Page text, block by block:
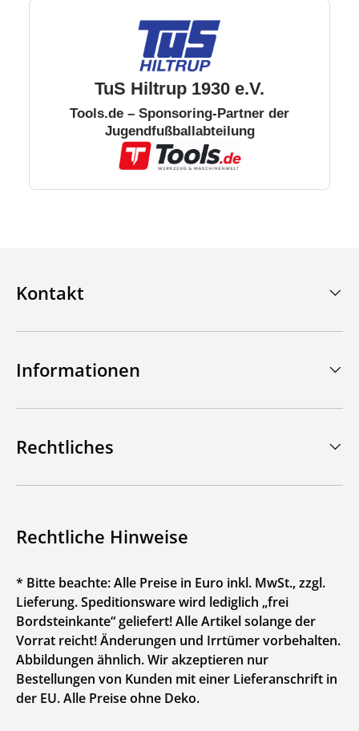
TuS Hiltrup 1930 e.V.
Tools.de – Sponsoring-Partner der
Jugendfußballabteilung
Kontakt
Informationen
Rechtliches
Rechtliche Hinweise
* Bitte beachte: Alle Preise in Euro inkl. MwSt., zzgl.
Lieferung. Speditionsware wird lediglich „frei
Bordsteinkante“ geliefert! Alle Artikel solange der
Vorrat reicht! Änderungen und Irrtümer vorbehalten.
Abbildungen ähnlich. Wir akzeptieren nur
Bestellungen von Kunden mit einer Lieferanschrift in
der EU. Alle Preise ohne Deko.